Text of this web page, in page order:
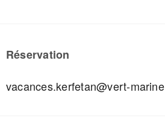
Réservation
vacances.kerfetan@vert-